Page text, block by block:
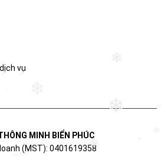
vụ
MINH BIỂN PHÚC
(MST): 0401619358
❄
❄